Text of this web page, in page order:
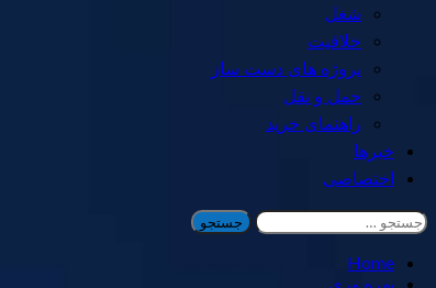
شغل
خلاقیت
پروژه های دست ساز
حمل و نقل
راهنمای خرید
خبرها
اختصاصی
جستجو
برای:
Home
بهره وری